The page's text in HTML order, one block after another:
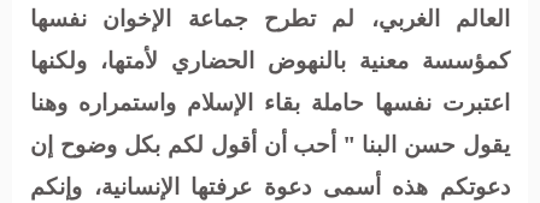
العالم الغربي، لم تطرح جماعة الإخوان نفسها
كمؤسسة معنية بالنهوض الحضاري لأمتها، ولكنها
اعتبرت نفسها حاملة بقاء الإسلام واستمراره وهنا
يقول حسن البنا " أحب أن أقول لكم بكل وضوح إن
دعوتكم هذه أسمى دعوة عرفتها الإنسانية، وإنكم